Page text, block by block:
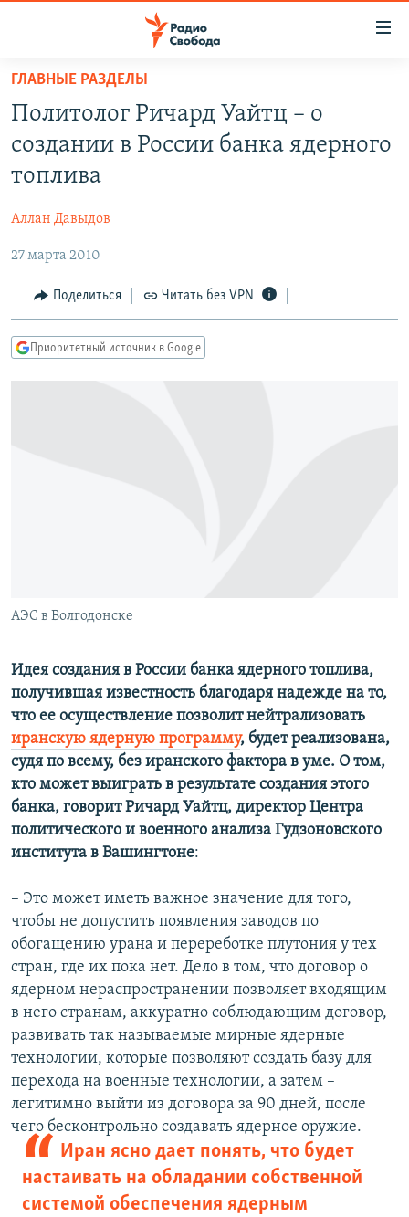
упрощенного
доступа
основному
Вернутся
навигации
Вернутся
поиску
МНЕНИЯ
КУЛЬТУРА
IDEL.РЕАЛИИ
СЕВЕР.РЕАЛИИ
ГЛАВНЫЕ РАЗДЕЛЫ
Политолог Ричард Уайтц – о
создании в России банка ядерного
топлива
Аллан Давыдов
27 марта 2010
Поделиться Читать без VPN
Приоритетный источник в Google
АЭС в Волгодонске
Идея создания в России банка ядерного топлива,
получившая известность благодаря надежде на то,
что ее осуществление позволит нейтрализовать
иранскую ядерную программу, будет реализована,
судя по всему, без иранского фактора в уме. О том,
кто может выиграть в результате создания этого
банка, говорит Ричард Уайтц, директор Центра
политического и военного анализа Гудзоновского
института в Вашингтоне:
– Это может иметь важное значение для того,
чтобы не допустить появления заводов по
обогащению урана и перереботке плутония у тех
стран, где их пока нет. Дело в том, что договор о
ядерном нераспространении позволяет входящим
в него странам, аккуратно соблюдающим договор,
развивать так называемые мирные ядерные
технологии, которые позволяют создать базу для
перехода на военные технологии, а затем –
легитимно выйти из договора за 90 дней, после
чего бесконтрольно создавать ядерное оружие.
Иран ясно дает понять, что будет
настаивать на обладании собственной
системой обеспечения ядерным